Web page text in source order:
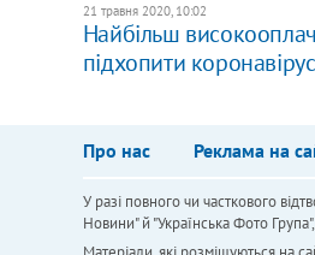
21 травня 2020, 10:02
Найбільш
підхопити коронавірус
Про нас Реклама на
У разі повного чи часткового
Новини" й "Українська Фото